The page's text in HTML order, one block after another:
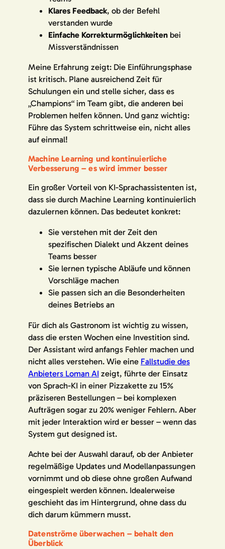
Klares Feedback, ob der Befehl
verstanden wurde
Einfache Korrekturmöglichkeiten bei
Missverständnissen
Meine Erfahrung zeigt: Die Einführungsphase
ist kritisch. Plane ausreichend Zeit für
Schulungen ein und stelle sicher, dass es
„Champions“ im Team gibt, die anderen bei
Problemen helfen können. Und ganz wichtig:
Führe das System schrittweise ein, nicht alles
auf einmal!
Machine Learning und kontinuierliche
Verbesserung – es wird immer besser
Ein großer Vorteil von KI-Sprachassistenten ist,
dass sie durch Machine Learning kontinuierlich
dazulernen können. Das bedeutet konkret:
Sie verstehen mit der Zeit den
spezifischen Dialekt und Akzent deines
Teams besser
Sie lernen typische Abläufe und können
Vorschläge machen
Sie passen sich an die Besonderheiten
deines Betriebs an
Für dich als Gastronom ist wichtig zu wissen,
dass die ersten Wochen eine Investition sind.
Der Assistant wird anfangs Fehler machen und
nicht alles verstehen. Wie eine Fallstudie des
Anbieters Loman AI zeigt, führte der Einsatz
von Sprach-KI in einer Pizzakette zu 15%
präziseren Bestellungen – bei komplexen
Aufträgen sogar zu 20% weniger Fehlern. Aber
mit jeder Interaktion wird er besser – wenn das
System gut designed ist.
Achte bei der Auswahl darauf, ob der Anbieter
regelmäßige Updates und Modellanpassungen
vornimmt und ob diese ohne großen Aufwand
eingespielt werden können. Idealerweise
geschieht das im Hintergrund, ohne dass du
dich darum kümmern musst.
Datenströme überwachen – behalt den
Überblick